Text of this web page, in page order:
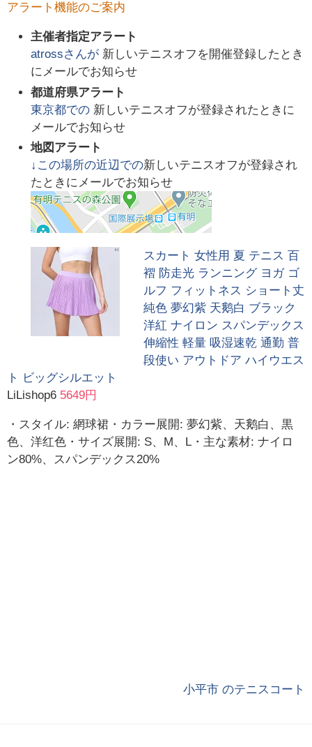
アラート機能のご案内
主催者指定アラート
atrossさんが 新しいテニスオフを開催登録したとき
にメールでお知らせ
都道府県アラート
東京都での 新しいテニスオフが登録されたときに
メールでお知らせ
地図アラート
↓この場所の近辺での新しいテニスオフが登録され
たときにメールでお知らせ
スカート 女性用 夏 テニス 百
褶 防走光 ランニング ヨガ ゴ
ルフ フィットネス ショート丈
純色 夢幻紫 天鹅白 ブラック
洋紅 ナイロン スパンデックス
伸縮性 軽量 吸湿速乾 通勤 普
段使い アウトドア ハイウエス
ト ビッグシルエット
LiLishop6 5649円
・スタイル: 網球裙・カラー展開: 夢幻紫、天鹅白、黒
色、洋红色・サイズ展開: S、M、L・主な素材: ナイロ
ン80%、スパンデックス20%
小平市 のテニスコート